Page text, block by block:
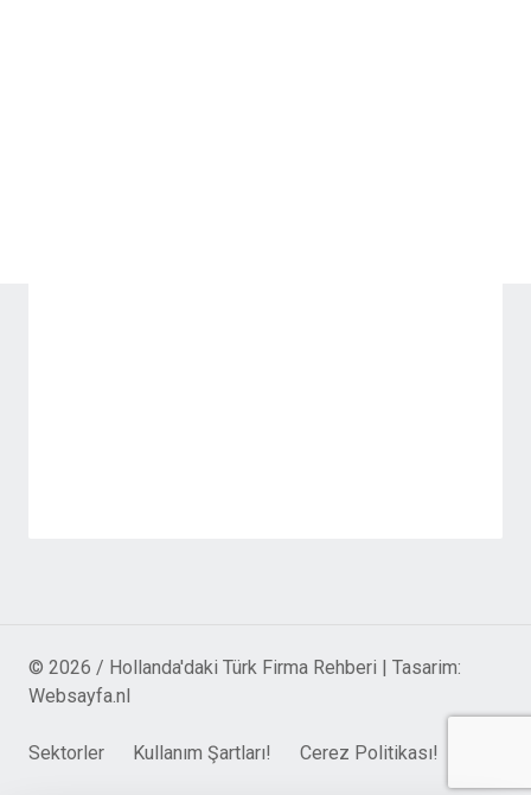
© 2026 / Hollanda'daki Türk Firma Rehberi | Tasarim:
Websayfa.nl
Sektorler Kullanım Şartları! Cerez Politikası!